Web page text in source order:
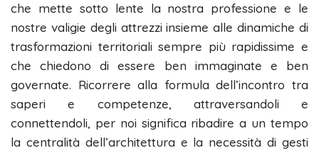
che mette sotto lente la nostra professione e le
nostre valigie degli attrezzi insieme alle dinamiche di
trasformazioni territoriali sempre più rapidissime e
che chiedono di essere ben immaginate e ben
governate. Ricorrere alla formula dell’incontro tra
saperi e competenze, attraversandoli e
connettendoli, per noi significa ribadire a un tempo
la centralità dell’architettura e la necessità di gesti